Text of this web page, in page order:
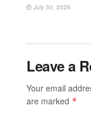
July 30, 2026
Leave a
Your email
are marked *